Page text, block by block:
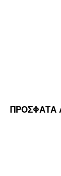
ΠΡΟΣΦΑΤΑ